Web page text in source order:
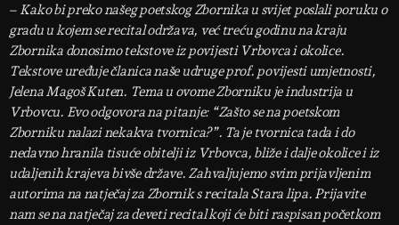
– Kako bi preko našeg poetskog Zbornika u svijet poslali poruku o
gradu u kojem se recital održava, već treću godinu na kraju
Zbornika donosimo tekstove iz povijesti Vrbovca i okolice.
Tekstove uređuje članica naše udruge prof. povijesti umjetnosti,
Jelena Magoš Kuten. Tema u ovome Zborniku je industrija u
Vrbovcu. Evo odgovora na pitanje: “Zašto se na poetskom
Zborniku nalazi nekakva tvornica?”. Ta je tvornica tada i do
nedavno hranila tisuće obitelji iz Vrbovca, bliže i dalje okolice i iz
udaljenih krajeva bivše države. Zahvaljujemo svim prijavljenim
autorima na natječaj za Zbornik s recitala Stara lipa. Prijavite
nam se na natječaj za deveti recital koji će biti raspisan početkom